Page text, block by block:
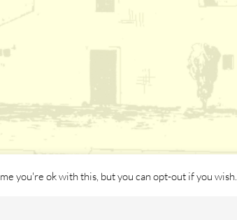
you're ok with this, but you can opt-out if you wish.